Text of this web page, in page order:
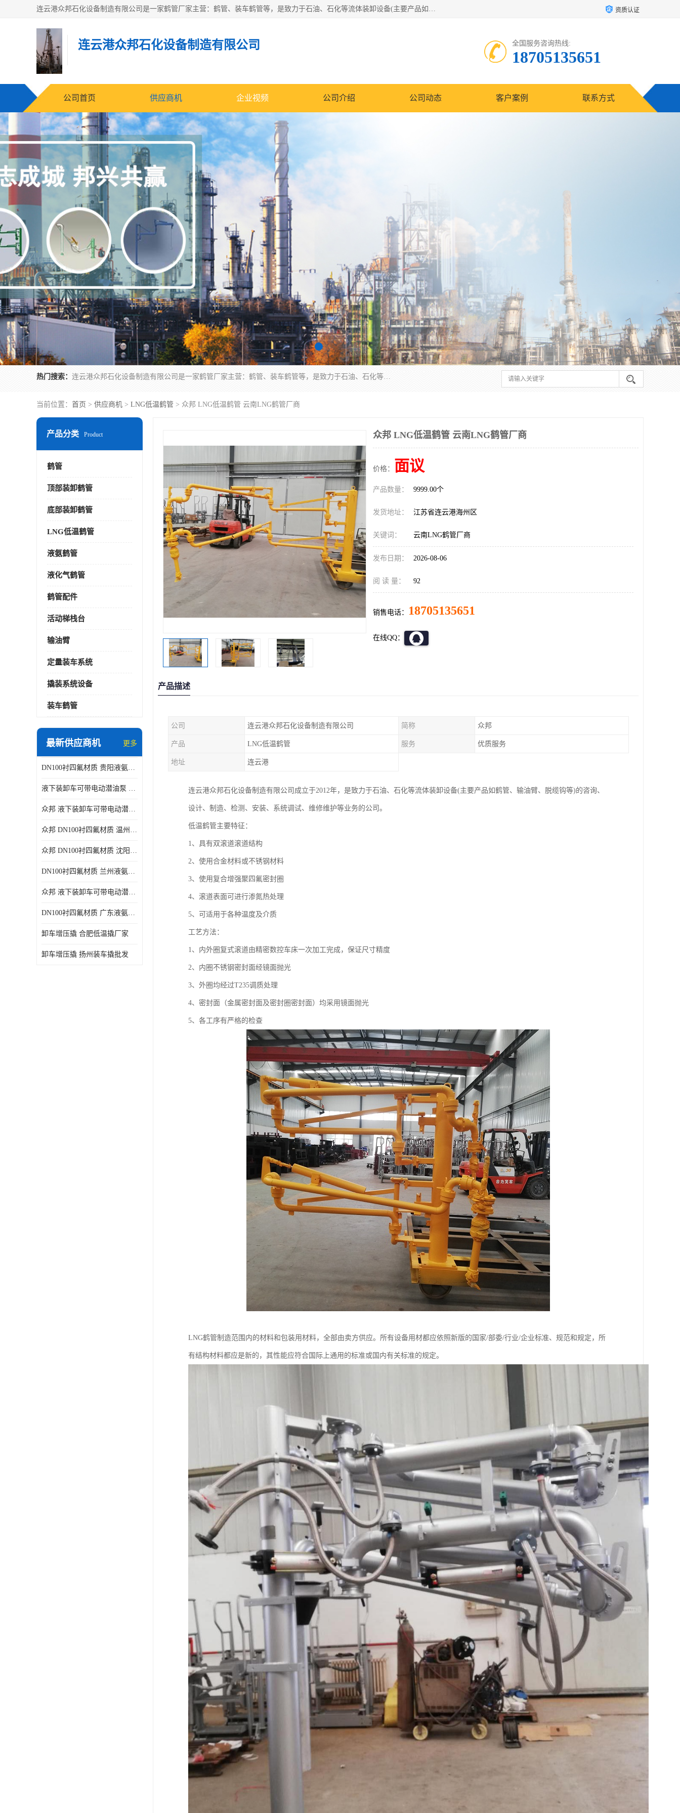
连云港众邦石化设备制造有限公司是一家鹤管厂家主营：鹤管、装车鹤管等，是致力于石油、石化等流体装卸设备(主要产品如鹤管、输油臂、脱缆钩等)的咨询、设计、制造、检测、安装指导、系统调试、维修维护等业务的公司。 资质认证
连云港众邦石化设备制造有限公司 全国服务咨询热线:
18705135651
公司首页 供应商机 企业视频 公司介绍 公司动态 客户案例 联系方式
热门搜索： 连云港众邦石化设备制造有限公司是一家鹤管厂家主营：鹤管、装车鹤管等，是致力于石油、石化等流体装卸设备(主要产品如鹤管、输油臂、脱缆钩等)的咨询、设计、制造、检测、安装指导、系统调试、维修维护等业务的公司。
当前位置： 首页 > 供应商机 > LNG低温鹤管 > 众邦 LNG低温鹤管 云南LNG鹤管厂商
产品分类 Product
鹤管
顶部装卸鹤管
底部装卸鹤管
LNG低温鹤管
液氨鹤管
液化气鹤管
鹤管配件
活动梯栈台
输油臂
定量装车系统
撬装系统设备
装车鹤管
最新供应商机 更多
DN100衬四氟材质 贵阳液氨鹤管供应商
液下装卸车可带电动潜油泵 贵阳液氨鹤管批发商
众邦 液下装卸车可带电动潜油泵 沈阳液氨鹤管批发商
众邦 DN100衬四氟材质 温州液氨鹤管批发商
众邦 DN100衬四氟材质 沈阳液氨鹤管批发商
DN100衬四氟材质 兰州液氨鹤管批发商
众邦 液下装卸车可带电动潜油泵 太原液氨鹤管厂商
DN100衬四氟材质 广东液氨鹤管厂商
卸车增压撬 合肥低温撬厂家
卸车增压撬 扬州装车撬批发
众邦 LNG低温鹤管 云南LNG鹤管厂商
价格： 面议
产品数量： 9999.00个
发货地址： 江苏省连云港海州区
关键词： 云南LNG鹤管厂商
发布日期： 2026-08-06
阅 读 量： 92
销售电话： 18705135651
在线QQ：
产品描述
公司 连云港众邦石化设备制造有限公司 简称 众邦
产品 LNG低温鹤管 服务 优质服务
地址 连云港
连云港众邦石化设备制造有限公司成立于2012年，是致力于石油、石化等流体装卸设备(主要产品如鹤管、输油臂、脱缆钩等)的咨询、
设计、制造、检测、安装、系统调试、维修维护等业务的公司。
低温鹤管主要特征：
1、具有双滚道滚道结构
2、使用合金材料或不锈钢材料
3、使用复合增强聚四氟密封圈
4、滚道表面可进行渗氮热处理
5、可适用于各种温度及介质
工艺方法：
1、内外圈复式滚道由精密数控车床一次加工完成，保证尺寸精度
2、内圈不锈钢密封面经镜面抛光
3、外圈均经过T235调质处理
4、密封面（金属密封面及密封圈密封面）均采用镜面抛光
5、各工序有严格的检查
LNG鹤管制造范围内的材料和包装用材料，全部由卖方供应。所有设备用材都应依照新版的国家/部委/行业/企业标准、规范和规定，所
有结构材料都应是新的，其性能应符合国际上通用的标准或国内有关标准的规定。